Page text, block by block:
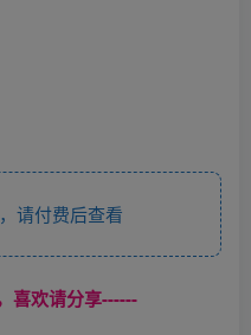
请付费后查看
喜欢请分享------